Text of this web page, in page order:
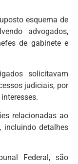
esquema de
advogados,
de gabinete e
solicitavam
judiciais, por
relacionadas ao
incluindo detalhes
Federal, são